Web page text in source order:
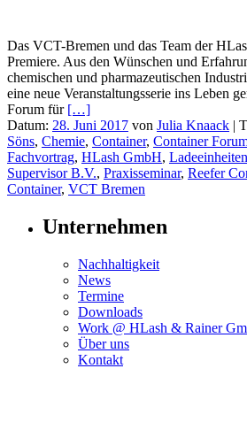
Das VCT-Bremen und das Team der
Premiere. Aus den Wünschen und
chemischen und pharmazeutischen
eine neue Veranstaltungsserie ins Leben
Forum für […]
Datum: 28. Juni 2017 von Julia Knaack |
Söns, Chemie, Container, Container
Fachvortrag, HLash GmbH, Ladeeinheiten
Supervisor B.V., Praxisseminar, Reefer
Container, VCT Bremen
Unternehmen
Nachhaltigkeit
News
Termine
Downloads
Work @ HLash & Rainer
Über uns
Kontakt